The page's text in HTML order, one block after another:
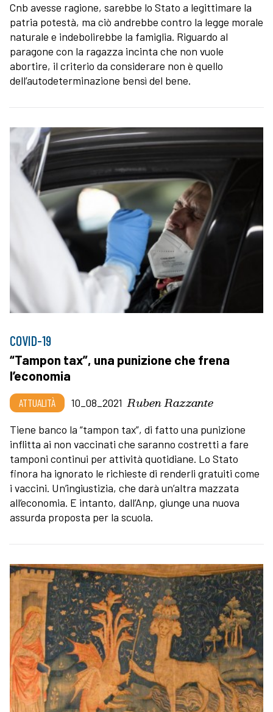
Cnb avesse ragione, sarebbe lo Stato a legittimare la
patria potestà, ma ciò andrebbe contro la legge morale
naturale e indebolirebbe la famiglia. Riguardo al
paragone con la ragazza incinta che non vuole
abortire, il criterio da considerare non è quello
dell’autodeterminazione bensì del bene.
COVID-19
“Tampon tax”, una punizione che frena
l’economia
ATTUALITÀ 10_08_2021 Ruben Razzante
Tiene banco la “tampon tax”, di fatto una punizione
inflitta ai non vaccinati che saranno costretti a fare
tamponi continui per attività quotidiane. Lo Stato
finora ha ignorato le richieste di renderli gratuiti come
i vaccini. Un’ingiustizia, che darà un’altra mazzata
all’economia. E intanto, dall’Anp, giunge una nuova
assurda proposta per la scuola.